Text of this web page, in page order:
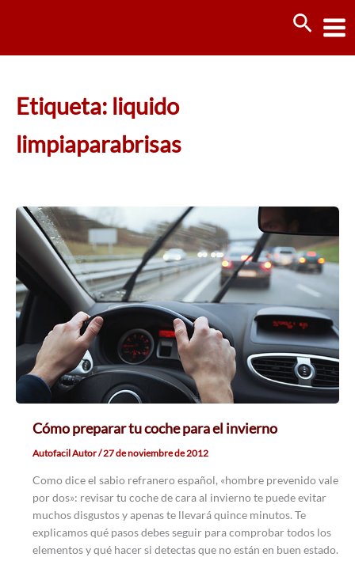
Etiqueta: liquido
limpiaparabrisas
Cómo preparar tu coche para el invierno
Autofacil Autor/27 de noviembre de 2012
Como dice el sabio refranero español, «hombre prevenido vale
por dos»: revisar tu coche de cara al invierno te puede evitar
muchos disgustos y apenas te llevará quince minutos. Te
explicamos qué pasos debes seguir para comprobar todos los
elementos y qué hacer si detectas que no están en buen estado.